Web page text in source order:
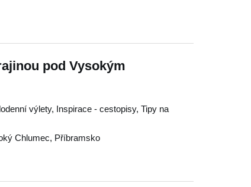
pod Vysokým
výlety, Inspirace - cestopisy, Tipy na
Chlumec, Příbramsko